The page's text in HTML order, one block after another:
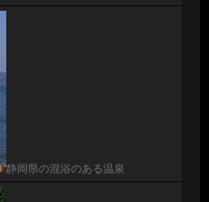
静岡県の混浴のある温泉